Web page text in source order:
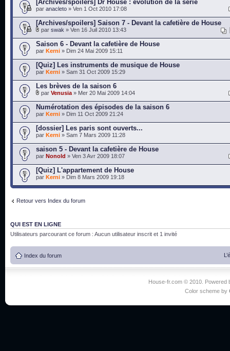
[Archives/spoilers] Dr House : évolution de la série
par anacleto » Ven 1 Oct 2010 17:08
[Archives/spoilers] Saison 7 - Devant la cafetière de House
par swak » Ven 16 Juil 2010 13:43
Saison 6 - Devant la cafetière de House
par Kerni » Dim 24 Mai 2009 15:11
[Quiz] Les instruments de musique de House
par Kerni » Sam 31 Oct 2009 15:29
Les brèves de la saison 6
par Venusia » Mer 20 Mai 2009 14:04
Numérotation des épisodes de la saison 6
par Kerni » Dim 11 Oct 2009 21:24
[dossier] Les paris sont ouverts...
par Kerni » Sam 7 Mars 2009 11:28
saison 5 - Devant la cafetière de House
par Nonold » Ven 3 Avr 2009 18:07
[Quiz] L'appartement de House
par Kerni » Dim 8 Mars 2009 19:18
Retour vers Index du forum
QUI EST EN LIGNE
Utilisateurs parcourant ce forum : Aucun utilisateur inscrit et 1 invité
Index du forum
House-fr.com © 2010. Powered
Color scheme by